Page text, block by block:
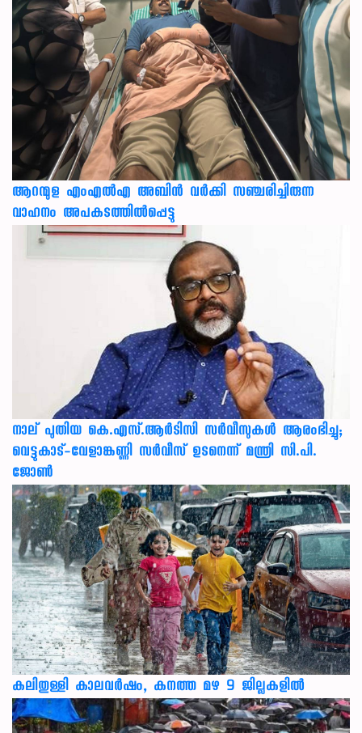
ആറന്മുള എംഎൽഎ അബിൻ വർക്കി സഞ്ചരിച്ചിരുന്ന
വാഹനം അപകടത്തിൽപ്പെട്ടു
നാല് പുതിയ കെ.എസ്.ആർടിസി സർവീസുകൾ ആരംഭിച്ചു;
വെട്ടുകാട്-വേളാങ്കണ്ണി സർവീസ് ഉടനെന്ന് മന്ത്രി സി.പി.
ജോൺ
കലിതുള്ളി കാലവർഷം, കനത്ത മഴ 9 ജില്ലകളിൽ